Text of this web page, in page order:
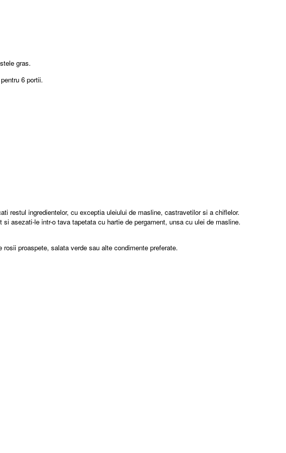
gras.
6 portii.
restul ingredientelor, cu exceptia uleiului de masline, castravetilor si a chiflelor.
asezati-le intr-o tava tapetata cu hartie de pergament, unsa cu ulei de masline.
proaspete, salata verde sau alte condimente preferate.